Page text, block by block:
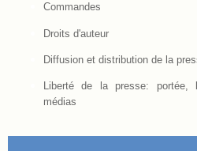
Commandes
Droits d'auteur
Diffusion et distribution de la
Liberté de la presse: portée,
médias